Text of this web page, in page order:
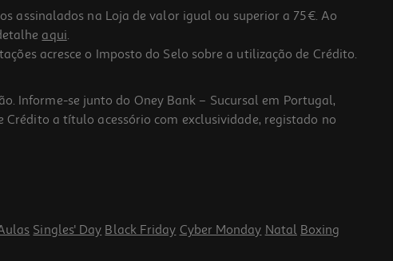
assinalados na Loja de valor igual ou superior a 75€. Ao
aqui.
acresce o Imposto do Selo sobre a utilização de Crédito.
Informe-se junto do Oney Bank – Sucursal em Portugal,
a título acessório com exclusividade, registado no
Singles' Day Black Friday Cyber Monday Natal Boxing